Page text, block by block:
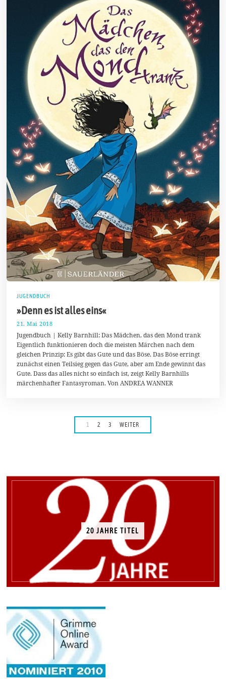
JUGENDBUCH
»Denn es ist alles eins«
21. Mai 2018
.
M
a
i
2
0
1
Jugendbuch | Kelly Barnhill: Das Mädchen, das den Mond trank
Eigentlich funktionieren doch die meisten Märchen nach dem
gleichen Prinzip: Es gibt das Gute und das Böse. Das Böse erringt
zunächst einen Teilsieg gegen das Gute, aber am Ende gewinnt das
Gute. Dass das alles nicht so einfach ist, zeigt Kelly Barnhills
märchenhafter Fantasyroman. Von ANDREA WANNER
1 2 3 WEITER
20 JAHRE TITEL